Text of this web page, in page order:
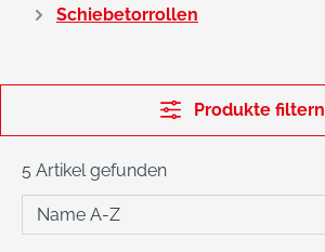
Schiebetorrollen
Produkte filtern
5 Artikel gefunden